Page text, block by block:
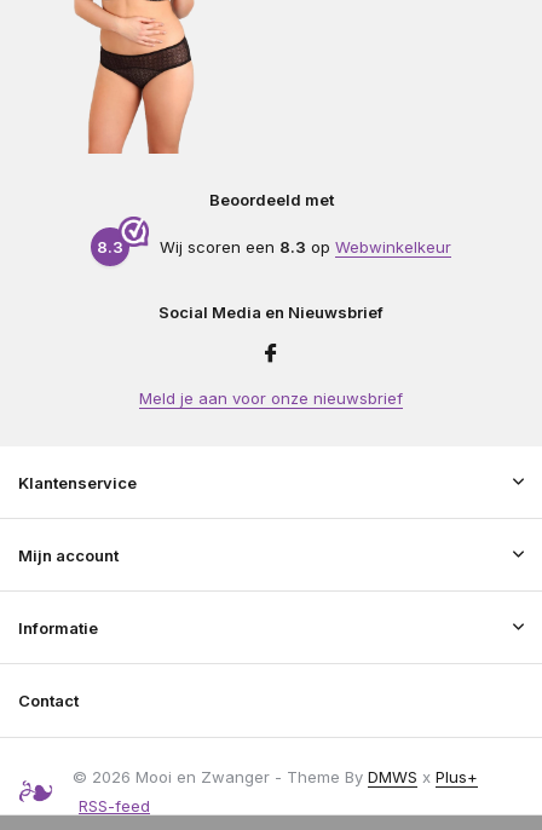
Beoordeeld met
8.3 Wij scoren een 8.3 op Webwinkelkeur
Social Media en Nieuwsbrief
Meld je aan voor onze nieuwsbrief
Klantenservice
Mijn account
Informatie
Contact
© 2026 Mooi en Zwanger - Theme By DMWS x Plus+
RSS-feed